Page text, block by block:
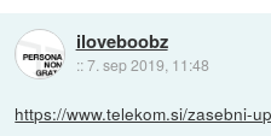
iloveboobz
::7. sep 2019, 11:48
https://www.telekom.si/zasebni-